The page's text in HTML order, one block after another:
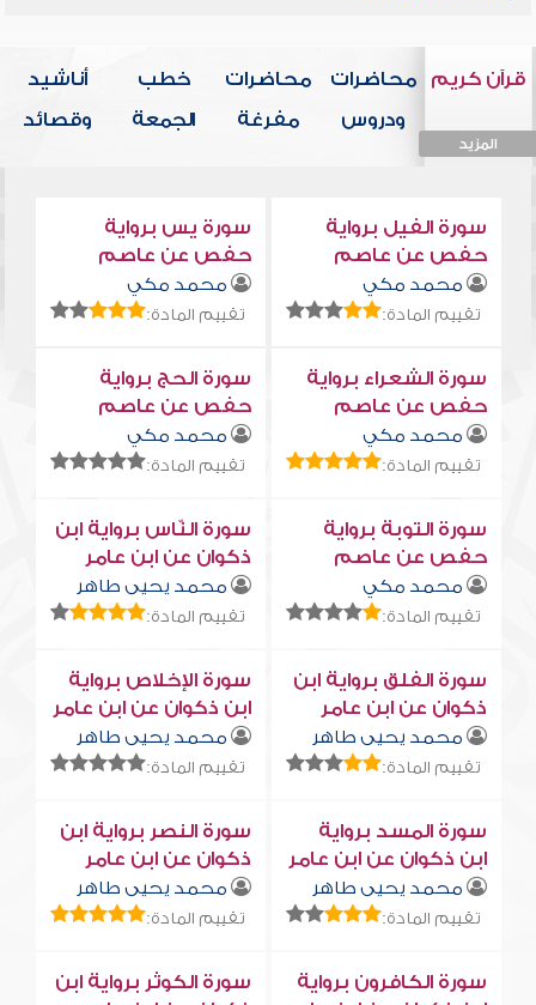
قرآن كريم
المزيد
محاضرات
ودروس
محاضرات
مفرغة
خطب
الجمعة
أناشيد
وقصائد
سورة الفيل برواية
حفص عن عاصم
محمد مكي
تقييم المادة:
سورة يس برواية
حفص عن عاصم
محمد مكي
تقييم المادة:
سورة الشعراء برواية
حفص عن عاصم
محمد مكي
تقييم المادة:
سورة الحج برواية
حفص عن عاصم
محمد مكي
تقييم المادة:
سورة التوبة برواية
حفص عن عاصم
محمد مكي
تقييم المادة:
سورة النّاس برواية ابن
ذكوان عن ابن عامر
محمد يحيى طاهر
تقييم المادة:
سورة الفلق برواية ابن
ذكوان عن ابن عامر
محمد يحيى طاهر
تقييم المادة:
سورة الإخلاص برواية
ابن ذكوان عن ابن عامر
محمد يحيى طاهر
تقييم المادة:
سورة المسد برواية
ابن ذكوان عن ابن عامر
محمد يحيى طاهر
تقييم المادة:
سورة النصر برواية ابن
ذكوان عن ابن عامر
محمد يحيى طاهر
تقييم المادة:
سورة الكافرون برواية
سورة الكوثر برواية ابن